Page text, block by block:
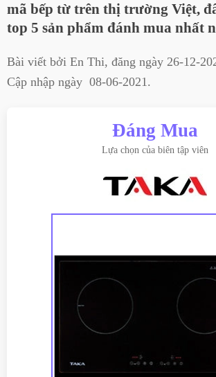
mã bếp từ trên thị trường Việt,
top 5 sản phẩm đánh mua nhất
Bài viết bởi En Thi, đăng ngày 26-12-
Cập nhập ngày 08-06-2021.
Đáng Mua
Lựa chọn của biên tập viên